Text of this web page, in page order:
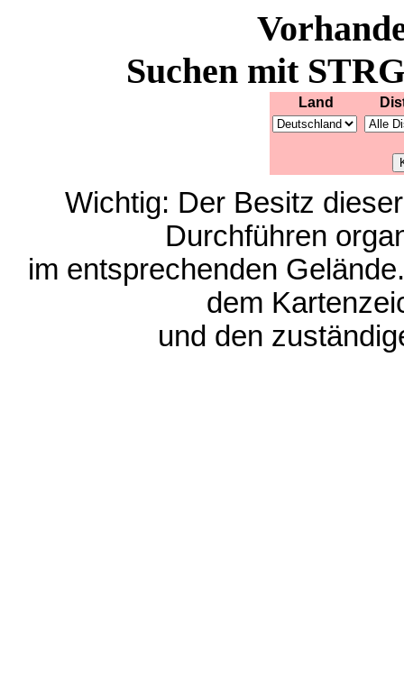
Suchen mit
Land
Wichtig: Der Besitz
Durchführen
im entsprechenden
dem
und den